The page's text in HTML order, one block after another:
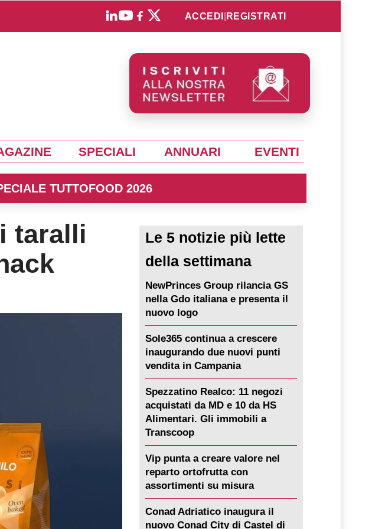
ACCEDI REGISTRATI
SPECIALI ANNUARI EVENTI
TUTTOFOOD 2026
taralli
Le 5 notizie più lette
della settimana
NewPrinces Group rilancia GS
nella Gdo italiana e presenta il
nuovo logo
Sole365 continua a crescere
inaugurando due nuovi punti
vendita in Campania
Spezzatino Realco: 11 negozi
acquistati da MD e 10 da HS
Alimentari. Gli immobili a
Transcoop
Vip punta a creare valore nel
reparto ortofrutta con
assortimenti su misura
Conad Adriatico inaugura il
nuovo Conad City di Castel di